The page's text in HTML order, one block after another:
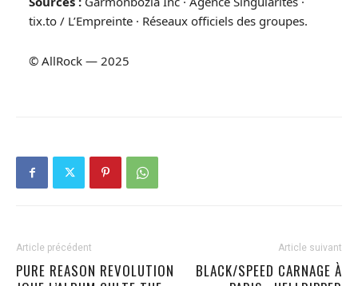
tix.to / L’Empreinte · Réseaux officiels des groupes.
© AllRock — 2025
Article précédent
PURE REASON REVOLUTION
Article suivant
BLACK/SPEED CARNAGE À